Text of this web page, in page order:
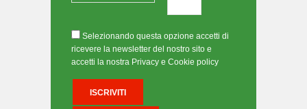
Selezionando questa opzione accetti di
ricevere la newsletter del nostro sito e
accetti la nostra Privacy e Cookie policy